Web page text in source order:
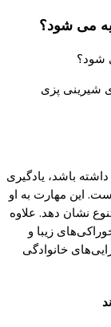
می شود؟
شیرینی پزی
باشد، یادگیری
این مهارت به او
نشان دهد. علاوه
زیبا و
خانوادگی